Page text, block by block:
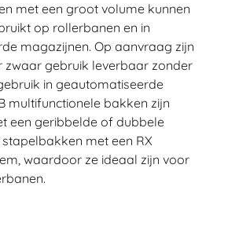
met een groot volume kunnen
op rollerbanen en in
magazijnen. Op aanvraag zijn
zwaar gebruik leverbaar zonder
in geautomatiseerde
multifunctionele bakken zijn
een geribbelde of dubbele
met een RX
waardoor ze ideaal zijn voor